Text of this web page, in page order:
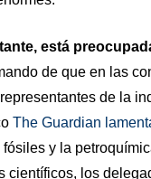
está
de que en las
de la
The Guardian
y la
científicos, los